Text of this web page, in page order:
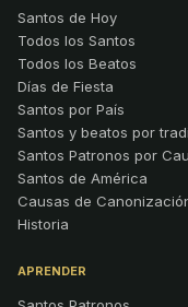
Santos de Hoy
Todos los Santos
Todos los Beatos
Días de Fiesta
Santos por País
Santos y beatos por
Santos Patronos por
Santos de América
Causas de
Historia
APRENDER